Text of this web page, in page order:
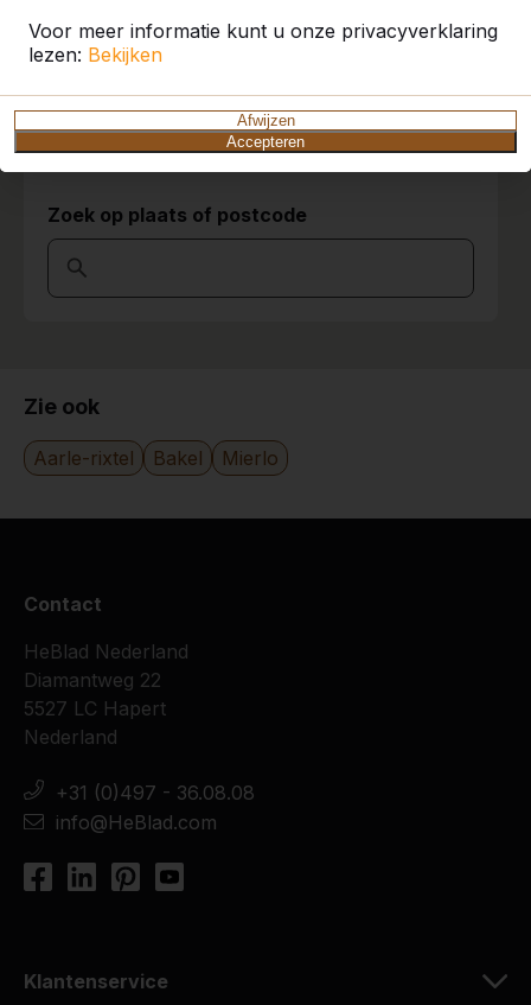
Voor meer informatie kunt u onze privacyverklaring
lezen: Bekijken
Afwijzen
Accepteren
Alles weergeven
Categorie
Zoek op plaats of postcode
Zie ook
Aarle-rixtel Bakel Mierlo
Contact
HeBlad Nederland
Diamantweg 22
5527 LC Hapert
Nederland
+31 (0)497 - 36.08.08
info@HeBlad.com
Klantenservice